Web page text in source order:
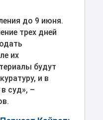
до 9 июня.
трех дней
их
будут
и в
суд», –